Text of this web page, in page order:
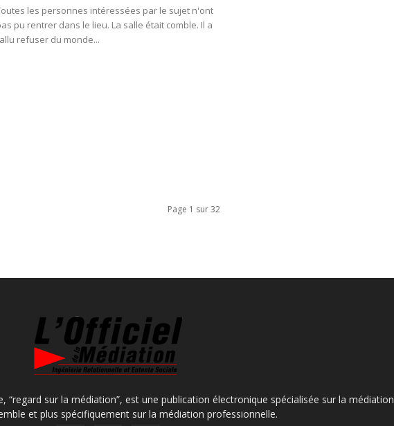
les personnes intéressées par le sujet n'ont
pu rentrer dans le lieu. La salle était comble. Il a
refuser du monde...
Page 1 sur 32
“regard sur la médiation”, est une publication électronique spécialisée sur la médiation
et plus spécifiquement sur la médiation professionnelle.